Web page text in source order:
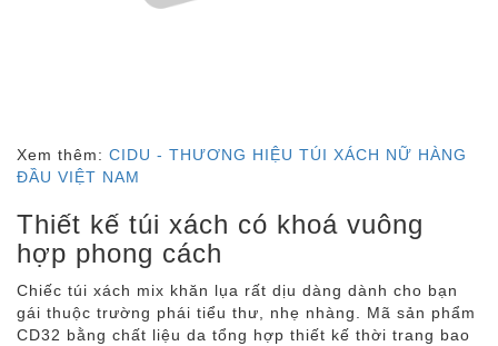
Xem thêm: CIDU - THƯƠNG HIỆU TÚI XÁCH NỮ HÀNG
ĐẦU VIỆT NAM
Thiết kế túi xách có khoá vuông
hợp phong cách
Chiếc túi xách mix khăn lụa rất dịu dàng dành cho bạn
gái thuộc trường phái tiểu thư, nhẹ nhàng. Mã sản phẩm
CD32 bằng chất liệu da tổng hợp thiết kế thời trang bao